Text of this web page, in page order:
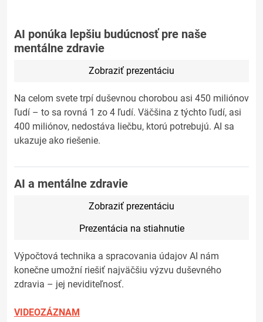
AI ponúka lepšiu budúcnosť pre naše
mentálne zdravie
Zobraziť prezentáciu
Na celom svete trpí duševnou chorobou asi 450 miliónov
ľudí – to sa rovná 1 zo 4 ľudí. Väčšina z týchto ľudí, asi
400 miliónov, nedostáva liečbu, ktorú potrebujú. AI sa
ukazuje ako riešenie.
AI a mentálne zdravie
Zobraziť prezentáciu
Prezentácia na stiahnutie
Výpočtová technika a spracovania údajov AI nám
konečne umožní riešiť najväčšiu výzvu duševného
zdravia – jej neviditeľnosť.
VIDEOZÁZNAM